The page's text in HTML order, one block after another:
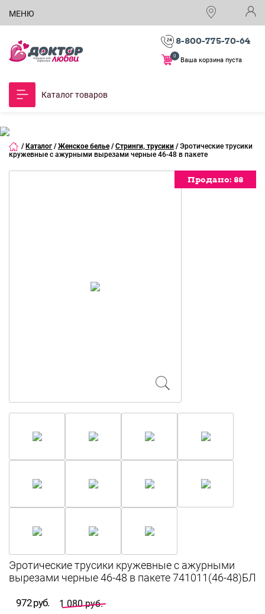
МЕНЮ
8-800-775-70-64
Ваша корзина пуста
0
Каталог товаров
/ Каталог / Женское белье / Стринги, трусики / Эротические трусики
кружевные с ажурными вырезами черные 46-48 в пакете
Продано: 88
Продано: 88
Продано: 88
Продано: 88
Продано: 88
Продано: 88
Продано: 88
Продано: 88
Продано: 88
Продано: 88
Продано: 88
972 руб. 1 080 руб.